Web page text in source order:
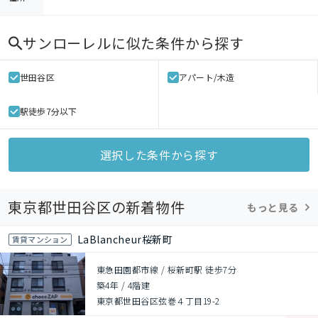
サンローレルに似た条件から探す
世田谷区 アパート/木造
駅徒歩7分以下
選択した条件から探す
東京都世田谷区の新着物件 もっと見る
賃貸マンション LaBlancheur桜新町
東急田園都市線 / 桜新町駅 徒歩7分
築4年 / 4階建
東京都世田谷区弦巻４丁目19-2